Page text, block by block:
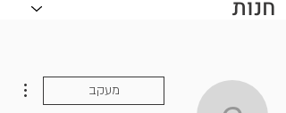
חנות
מעקב